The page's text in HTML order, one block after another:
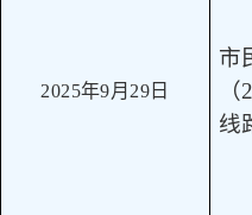
2025年9月29日
市
（
线